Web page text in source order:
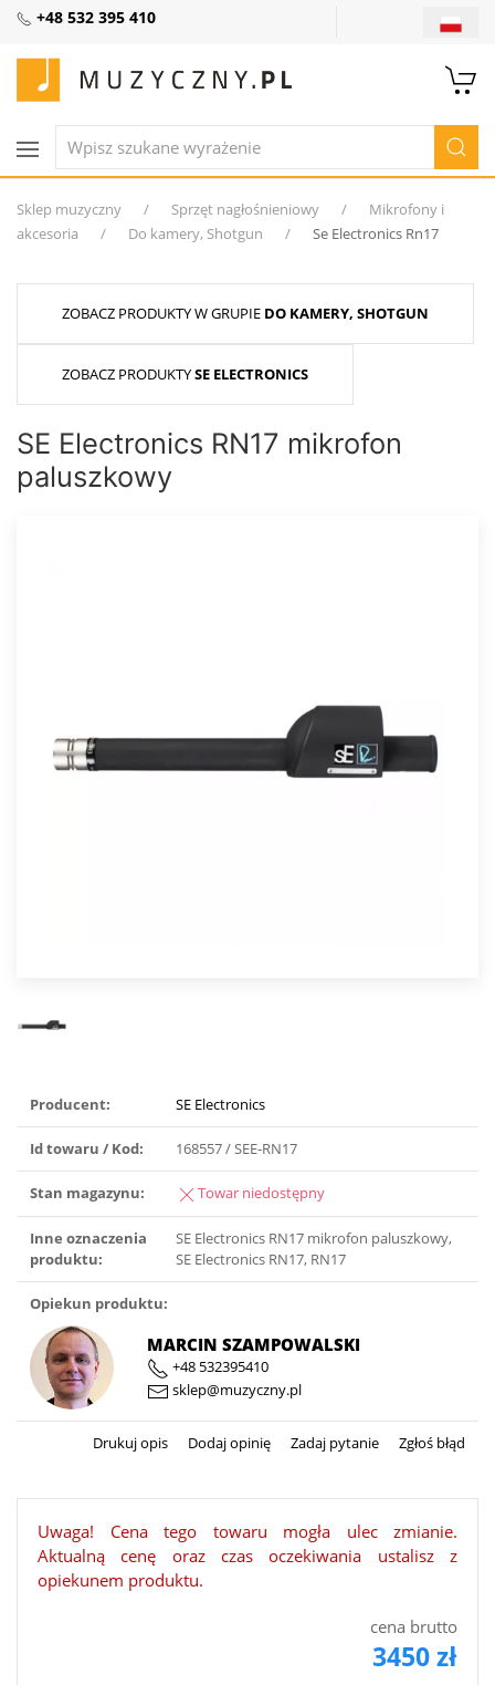
+48 532 395 410
Sklep muzyczny Sprzęt nagłośnieniowy
Mikrofony i
akcesoria
Do kamery, Shotgun Se Electronics Rn17
ZOBACZ PRODUKTY W GRUPIE DO KAMERY, SHOTGUN
ZOBACZ PRODUKTYSE ELECTRONICS
SE Electronics RN17 mikrofon
paluszkowy
Producent: SE Electronics
Id towaru / Kod: 168557 / SEE-RN17
Stan magazynu: Towar niedostępny
Inne oznaczenia
produktu:
SE Electronics RN17 mikrofon paluszkowy,
SE Electronics RN17, RN17
Opiekun produktu:
MARCIN SZAMPOWALSKI
+48 532395410
sklep@muzyczny.pl
Drukuj opis Dodaj opinię Zadaj pytanie Zgłoś błąd
Uwaga! Cena tego towaru mogła ulec zmianie.
Aktualną cenę oraz czas oczekiwania ustalisz z
opiekunem produktu.
cena brutto
3450 zł